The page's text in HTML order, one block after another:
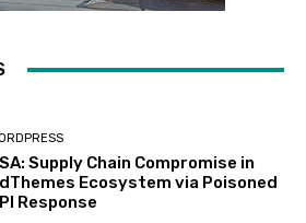
Supply Chain Compromise in
Ecosystem via Poisoned
Response